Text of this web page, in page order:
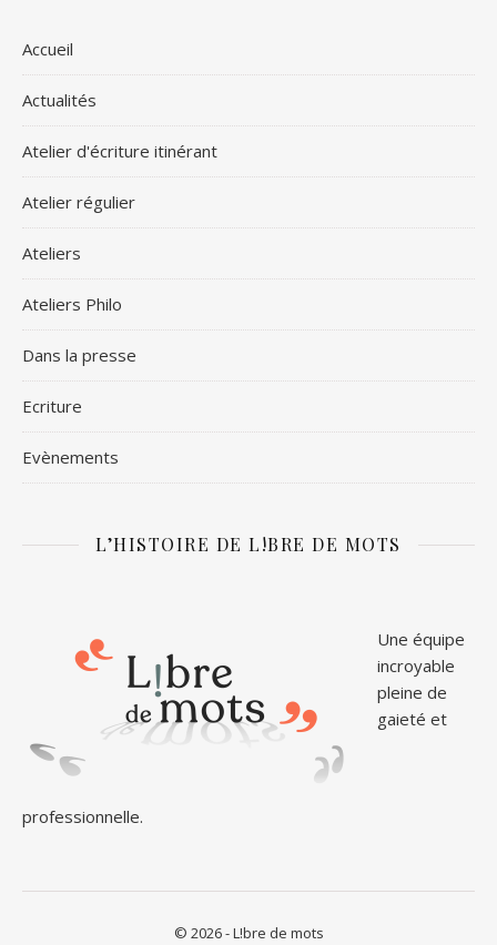
Accueil
Actualités
Atelier d'écriture itinérant
Atelier régulier
Ateliers
Ateliers Philo
Dans la presse
Ecriture
Evènements
L’HISTOIRE DE L!BRE DE MOTS
Une équipe
incroyable
pleine de
gaieté et
professionnelle.
© 2026 - L!bre de mots